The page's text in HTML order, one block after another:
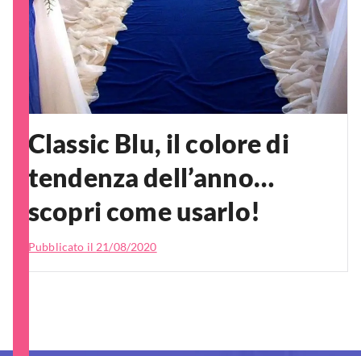
Classic Blu, il colore di
tendenza dell’anno…
scopri come usarlo!
Pubblicato il21/08/2020